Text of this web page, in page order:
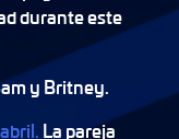
durante este
y Britney.
La pareja